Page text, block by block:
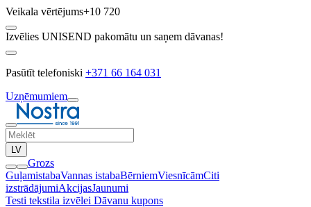
Veikala vērtējums+10 720
Izvēlies UNISEND pakomātu un saņem dāvanas!
Pasūtīt telefoniski +371 66 164 031
Uzņēmumiem
LV
Grozs
GuļamistabaVannas istabaBērniemViesnīcāmCiti
izstrādājumiAkcijasJaunumi
Testi tekstila izvēlei Dāvanu kupons